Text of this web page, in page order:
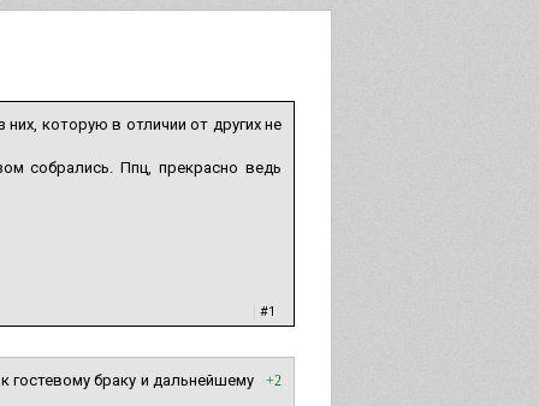
которую в отличии от других не
собрались. Ппц, прекрасно ведь
#1
+2
браку и дальнейшему